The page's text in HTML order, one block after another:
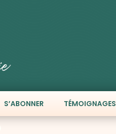
S’ABONNER TÉMOIGNAGES